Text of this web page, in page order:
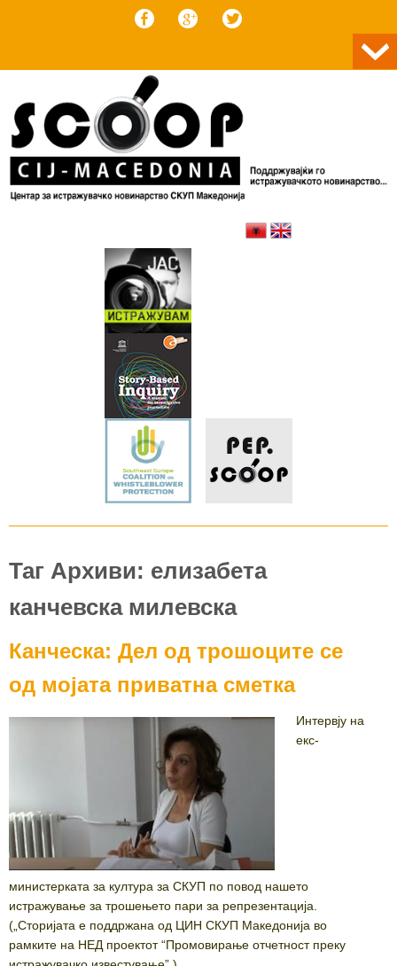
Таг Архиви: елизабета
канчевска милевска
Канческа: Дел од трошоците се
од мојата приватна сметка
Интервју на
екс-
министерката за култура за СКУП по повод нашето
истражување за трошењето пари за репрезентација.
(„Сторијата е поддржана од ЦИН СКУП Македонија во
рамките на НЕД проектот “Промовирање отчетност преку